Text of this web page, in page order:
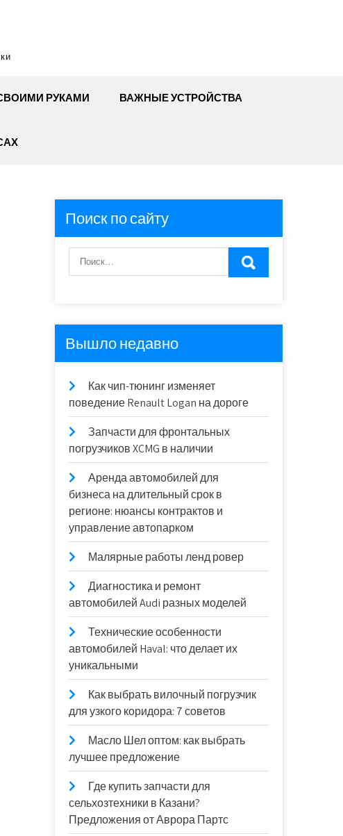
РУКАМИ ВАЖНЫЕ УСТРОЙСТВА
Поиск по сайту
Вышло недавно
Как чип-тюнинг изменяет
поведение Renault Logan на дороге
Запчасти для фронтальных
погрузчиков XCMG в наличии
Аренда автомобилей для
бизнеса на длительный срок в
регионе: нюансы контрактов и
управление автопарком
Малярные работы ленд ровер
Диагностика и ремонт
автомобилей Audi разных моделей
Технические особенности
автомобилей Haval: что делает их
уникальными
Как выбрать вилочный погрузчик
для узкого коридора: 7 советов
Масло Шел оптом: как выбрать
лучшее предложение
Где купить запчасти для
сельхозтехники в Казани?
Предложения от Аврора Партс